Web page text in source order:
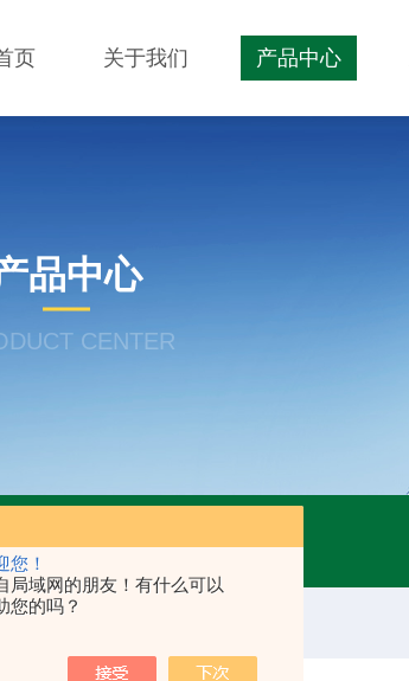
您！
局域网的朋友！有什么可以
您的吗？
页 关于我们 产品中心
品中心
CENTER
用级辅料壳聚糖 增稠剂类别